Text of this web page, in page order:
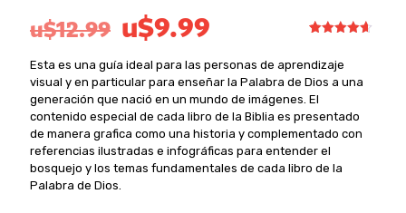
de 5 en
base a
de
clientes
u$12.99 El
precio
original
era:
u$12.99.
u$9.99
precio
actual
es:
u$9.99.
Esta es una guía ideal para las personas de aprendizaje
visual y en particular para enseñar la Palabra de Dios a una
generación que nació en un mundo de imágenes. El
contenido especial de cada libro de la Biblia es presentado
de manera grafica como una historia y complementado con
referencias ilustradas e infográficas para entender el
bosquejo y los temas fundamentales de cada libro de la
Palabra de Dios.